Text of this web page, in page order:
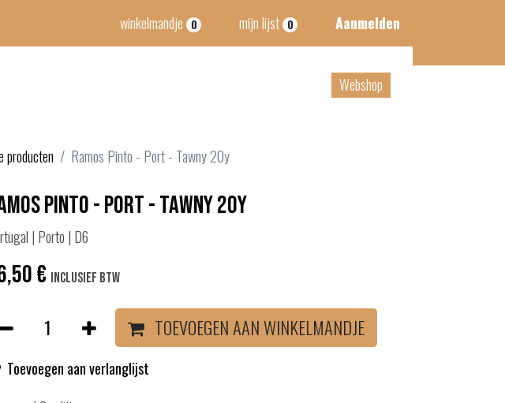
winkelmandje 0 mijn lijst 0 Aanmelden
Webshop
producten Ramos Pinto - Port - Tawny 20y
Pinto - Port - Tawny 20y
| Porto | D6
€ Inclusief btw
TOEVOEGEN AAN WINKELMANDJE
Toevoegen aan verlanglijst